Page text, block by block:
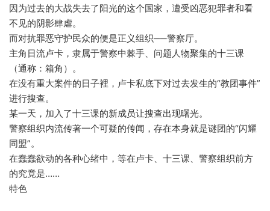
因为过去的大战失去了阳光的这个国家，遭受凶恶犯罪者和看
不见的阴影肆虐。
而对抗罪恶守护民众的便是正义组织──警察厅。
主角日流卢卡，隶属于警察中棘手、问题人物聚集的十三课
（通称：箱角）。
在没有重大案件的日子裡，卢卡私底下对过去发生的“教团事件”
进行搜查。
某一天，加入了十三课的新成员让搜查出现曙光。
警察组织内流传著一个可疑的传闻，存在本身就是谜团的“闪耀
同盟”。
在蠢蠢欲动的各种心绪中，等在卢卡、十三课、警察组织前方
的究竟是……
特色